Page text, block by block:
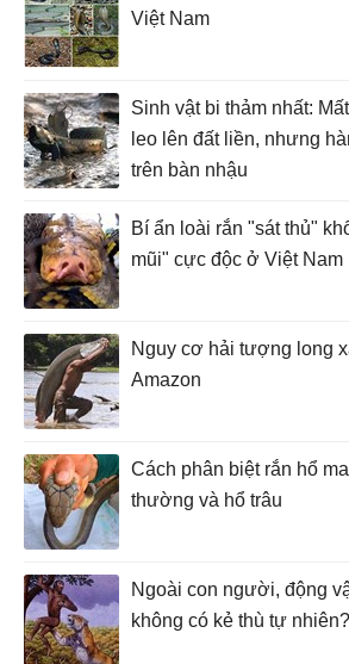
Việt Nam
Sinh vật bi thảm nhất:
leo lên đất liền, nhưng
trên bàn nhậu
Bí ẩn loài rắn "sát thủ"
mũi" cực độc ở Việt Nam
Nguy cơ hải tượng long
Amazon
Cách phân biệt rắn hổ
thường và hổ trâu
Ngoài con người, động
không có kẻ thù tự nhiên?